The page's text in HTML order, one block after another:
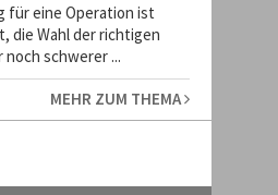
für eine Operation ist
die Wahl der richtigen
noch schwerer ...
MEHR ZUM THEMA